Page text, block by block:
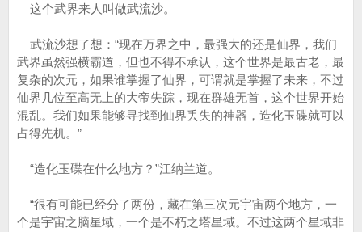
这个武界来人叫做武流沙。
武流沙想了想：“现在万界之中，最强大的还是仙界，我们
武界虽然强横霸道，但也不得不承认，这个世界是最古老，最
复杂的次元，如果谁掌握了仙界，可谓就是掌握了未来，不过
仙界几位至高无上的大帝失踪，现在群雄无首，这个世界开始
混乱。我们如果能够寻找到仙界丢失的神器，造化玉碟就可以
占得先机。”
“造化玉碟在什么地方？”江纳兰道。
“很有可能已经分了两份，藏在第三次元宇宙两个地方，一
个是宇宙之脑星域，一个是不朽之塔星域。不过这两个星域非